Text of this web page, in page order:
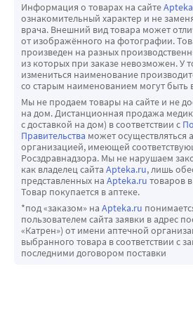
после приема метотрексата
осторожность, так как в таких
метотрексата в плазме крови и,
токсические эффекты данного
повышаться.
В связи с действием на почечные
ингибиторы синтетаз
относится нимесулид, могут
нефротоксичность циклоспорина.
Исследования in vitro показали,
вытесняется из мест связывания
салициловой кислотой. Несмотря
взаимодействия были определены
указанные эффекты не
клинического применения
Информация о товарах на сайте
ознакомительный характер и не
врача. Внешний вид товара может
от изображённого на фотографии.
произведен на разных
из которых при заказе невозможен. У
измениться наименование
со старым наименованием могут быть
Мы не продаем товары на сайте и не
на дом. Дистанционная продажа
с доставкой на дом) в соответствии с
Правительства может осуществляться
организацией, имеющей
Росздравнадзора. Мы не нарушаем
как владелец сайта Apteka.ru, лишь
представленных на Apteka.ru товаров
Товар покупается в аптеке.
*под «заказом» на Apteka.ru
пользователем сайта заявки в адрес
«Катрен») от имени аптечной
выбранного товара в соответствии с
последними договором поставки